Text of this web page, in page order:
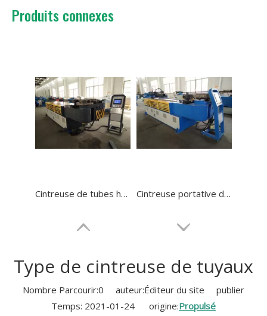
Produits connexes
Cintreuse de tubes hydrauliques électriques d'échappement de voiture de 4 pouces à 3 rouleaux Cintreuse portative de tube à 3 rouleaux en acier de grand diamètre
Type de cintreuse de tuyaux
Nombre Parcourir:0 auteur:Éditeur du site publier
Temps: 2021-01-24 origine:Propulsé